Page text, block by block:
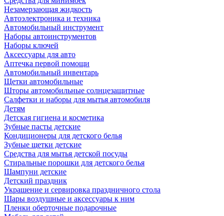
Незамерзающая жидкость
Автоэлектроника и техника
Автомобильный инструмент
Наборы автоинструментов
Наборы ключей
Аксессуары для авто
Аптечка первой помощи
Автомобильный инвентарь
Щетки автомобильные
Шторы автомобильные солнцезащитные
Салфетки и наборы для мытья автомобиля
Детям
Детская гигиена и косметика
Зубные пасты детские
Кондиционеры для детского белья
Зубные щетки детские
Средства для мытья детской посуды
Стиральные порошки для детского белья
Шампуни детские
Детский праздник
Украшение и сервировка праздничного стола
Шары воздушные и аксессуары к ним
Пленки оберточные подарочные